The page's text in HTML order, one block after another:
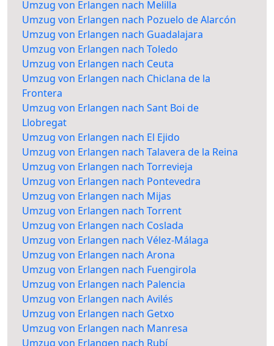
Umzug von Erlangen nach Melilla
Umzug von Erlangen nach Pozuelo de Alarcón
Umzug von Erlangen nach Guadalajara
Umzug von Erlangen nach Toledo
Umzug von Erlangen nach Ceuta
Umzug von Erlangen nach Chiclana de la
Frontera
Umzug von Erlangen nach Sant Boi de
Llobregat
Umzug von Erlangen nach El Ejido
Umzug von Erlangen nach Talavera de la Reina
Umzug von Erlangen nach Torrevieja
Umzug von Erlangen nach Pontevedra
Umzug von Erlangen nach Mijas
Umzug von Erlangen nach Torrent
Umzug von Erlangen nach Coslada
Umzug von Erlangen nach Vélez-Málaga
Umzug von Erlangen nach Arona
Umzug von Erlangen nach Fuengirola
Umzug von Erlangen nach Palencia
Umzug von Erlangen nach Avilés
Umzug von Erlangen nach Getxo
Umzug von Erlangen nach Manresa
Umzug von Erlangen nach Rubí